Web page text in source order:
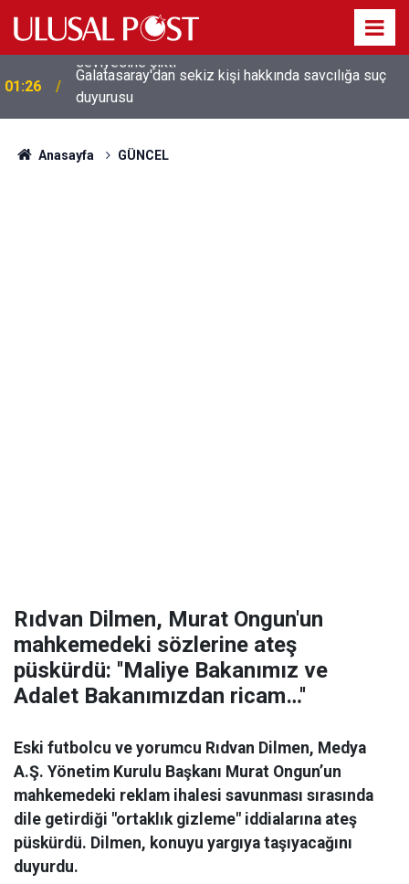
01:26
Galatasaray'dan sekiz kişi hakkında savcılığa suç
duyurusu
Anasayfa GÜNCEL
Rıdvan Dilmen, Murat Ongun'un
mahkemedeki sözlerine ateş
püskürdü: ''Maliye Bakanımız ve
Adalet Bakanımızdan ricam…''
Eski futbolcu ve yorumcu Rıdvan Dilmen, Medya
A.Ş. Yönetim Kurulu Başkanı Murat Ongun’un
mahkemedeki reklam ihalesi savunması sırasında
dile getirdiği "ortaklık gizleme" iddialarına ateş
püskürdü. Dilmen, konuyu yargıya taşıyacağını
duyurdu.